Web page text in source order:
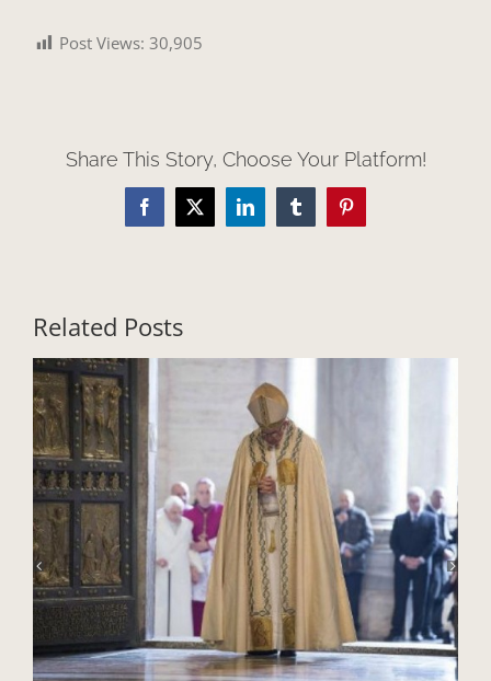
Post Views: 30,905
Share This Story, Choose Your Platform!
Facebook
X LinkedInTumblrPinterest
Related Posts